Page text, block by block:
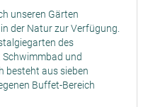
unseren Gärten
der Natur zur Verfügung.
des
und
besteht aus sieben
Buffet-Bereich